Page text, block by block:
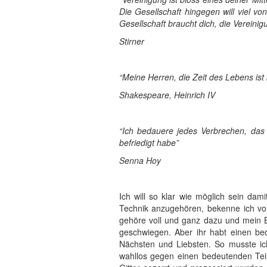
Die Gesellschaft hingegen will viel
Gesellschaft braucht dich, die
Stirner
“Meine Herren, die Zeit des Lebens
Shakespeare, Heinrich IV
“Ich bedauere jedes Verbrechen,
befriedigt habe”
Senna Hoy
Ich will so klar wie möglich sein damit meine Worte wie eine Schulderklärung klingen. Sofern es überhaupt möglich ist, einem Mittel oder einer Technik anzugehören, bekenne ich voller Stolz der FAI-FRI anzugehören. Voller Stolz erkenne ich mich in ihrer gesamten Geschichte wieder. Ich gehöre voll und ganz dazu und mein Beitrag ist mit “Nucleo Olga” unterzeichnet. Hätte diese Farce nur mich und Nicola betroffen, hätte ich heute geschwiegen. Aber ihr habt einen bedeutenden Teil derjenigen miteinbezogen, die in diesen Jahren mit uns solidarisch waren, darunter meine Nächsten und Liebsten. So musste ich einfach etwas dazu sagen, sonst hätte ich mich zum Komplizen eures hinterhältigen Versuchs gemacht, wahllos gegen einen bedeutenden Teil der anarchistischen Bewegung loszuschlagen. Genossinnen und Genossen, die nicht für ihre Taten hinter Gitter gezerrt und prozessiert wurden sondern wegen dem, was sie sind: AnarchistInnen. Prozessiert und verhaftet, nicht weil sie, wie ich, sich zu einer FAI-FRI unterzeichneten Aktion bekennt haben, sondern weil sie an Versammlungen teilgenommen und in Zeitungen und Blogs geschrieben haben. Oder noch einfacher weil sie GenossInnen in Prozessen ihre Solidarität ausgedrückt haben. Ich werde mich nicht hinter diesen GenossInnen verstecken. In Zeiten in denen Ideen nicht zählen, ist wegen einer Idee prozessiert und verhaftet zu werden vielsagend über das Gewicht, das eine gewisse Vorstellung der Anarchie weiter hat. Und auch vielsagend über die leere Schale der Demokratie und der sog. demokratischen Freiheiten. Ihr habt eure Gründe, das will ich nicht verneinen. Denn im Grunde gibt es keine guten Anarchisten, da in jedem Anarchist und jeder Anarchistin der Wunsch schwelt, euch dort von der Bank zu schmeissen. Es ist auch kein Versuch von mir, die FAI-FRI als Freizeitklub oder Jung-Pfadfinderverein zu verkaufen. Wer dieses Instrument benutzt hat oder “wer von der FAI-FRI ist”, wie es die sagen, die wie ihr von Anarchie keine Ahnung haben, bekennt sich erhobenen Hauptes dazu, wie es meine früher verhafteten Brüder und Schwestern getan haben, wie ich selbst es in Genua vor Jahren tat und heute in diesem Saal tue. Es ist unsere Geschichte die euch das lehrt, eine Geschichte, die wir, nie Märtyrer, nie ergeben, mit Jahren an Knast und Isolierung auf der halben Welt verteilt am Bezahlen sind. Wer nicht Teil unserer Geschichte ist wird in Ketten vor euch gezerrt und schweigt aus Solidarität, Zuneigung, Liebe und Freundschaft, was für euch Diener des Staates